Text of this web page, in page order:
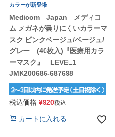
カラーが新登場
Medicom Japan メディコ
ム メガネが曇りにくいカラーマ
スク ピンクベージュ/ベージュ/
グレー (40枚入)『医療用カラ
ーマスク』 LEVEL1
JMK200686-687698
税込価格 ¥920税込
カートに入れる